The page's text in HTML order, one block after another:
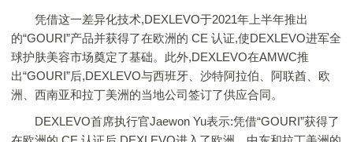
凭借这一差异化技术,DEXLEVO于2021年上半年推出
的“GOURI”产品并获得了在欧洲的 CE 认证,使DEXLEVO进军全
球护肤美容市场奠定了基础。此外,DEXLEVO在AMWC推
出“GOURI”后,DEXLEVO与西班牙、沙特阿拉伯、阿联酋、欧
洲、西南亚和拉丁美洲的当地公司签订了供应合同。
DEXLEVO首席执行官Jaewon Yu表示:凭借“GOURI”获得了